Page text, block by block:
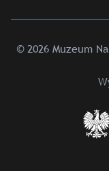
© 2026 Muzeum